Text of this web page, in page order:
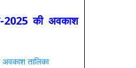
2025 की अवकाश
अवकाश तालिका